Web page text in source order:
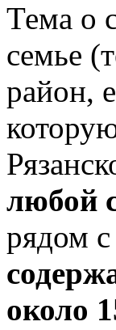
Тема о
семье
район,
любой
рядом
около